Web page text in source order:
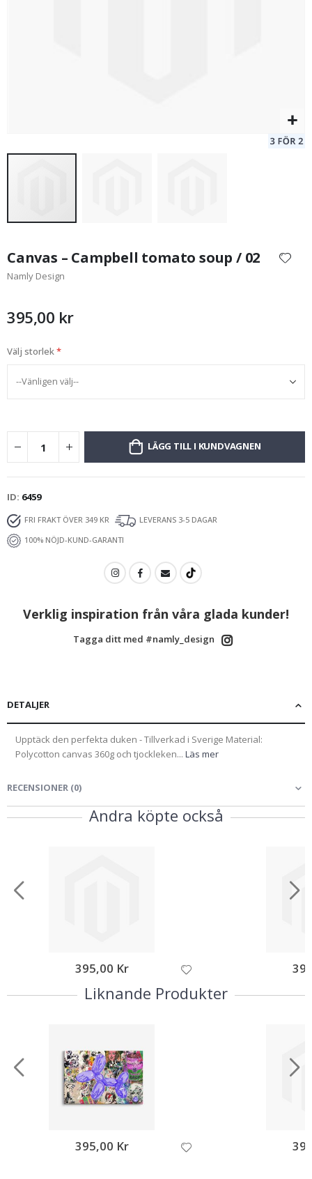
början
av
Canvas – Campbell tomato soup / 02
Namly Design
395,00 kr
Välj storlek
LÄGG TILL I KUNDVAGNEN
ID 6459
FRI FRAKT ÖVER 349 KR
LEVERANS 3-5 DAGAR
100% NÖJD-KUND-GARANTI
Verklig inspiration från våra glada kunder!
Tagga ditt med #namly_design
DETALJER
Upptäck den perfekta duken - Tillverkad i Sverige Material:
Polycotton canvas 360g och tjockleken... Läs mer
RECENSIONER (0)
Andra köpte också
395,00 Kr
Liknande Produkter
395,00 Kr